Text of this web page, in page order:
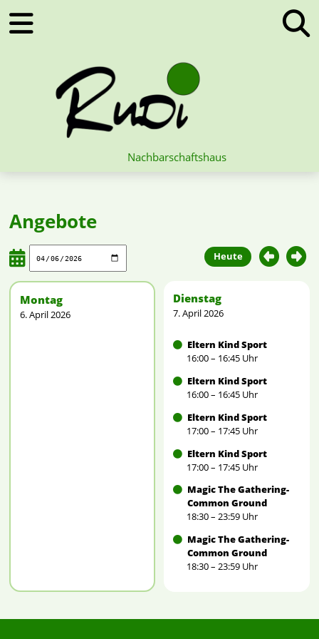
Nachbarschaftshaus
Angebote
Heute
Montag
6. April 2026
Dienstag
7. April 2026
Eltern Kind Sport
16:00 – 16:45 Uhr
Eltern Kind Sport
16:00 – 16:45 Uhr
Eltern Kind Sport
17:00 – 17:45 Uhr
Eltern Kind Sport
17:00 – 17:45 Uhr
Magic The Gathering-
Common Ground
18:30 – 23:59 Uhr
Magic The Gathering-
Common Ground
18:30 – 23:59 Uhr